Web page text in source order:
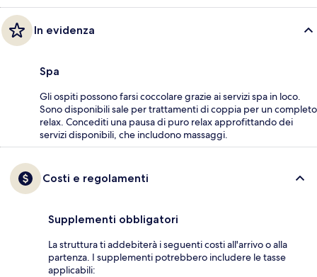
In evidenza
Spa
Gli ospiti possono farsi coccolare grazie ai servizi spa in loco.
Sono disponibili sale per trattamenti di coppia per un completo
relax. Concediti una pausa di puro relax approfittando dei
servizi disponibili, che includono massaggi.
Costi e regolamenti
Supplementi obbligatori
La struttura ti addebiterà i seguenti costi all'arrivo o alla
partenza. I supplementi potrebbero includere le tasse
applicabili: